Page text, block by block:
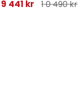
9 441 kr 1 0 490 kr